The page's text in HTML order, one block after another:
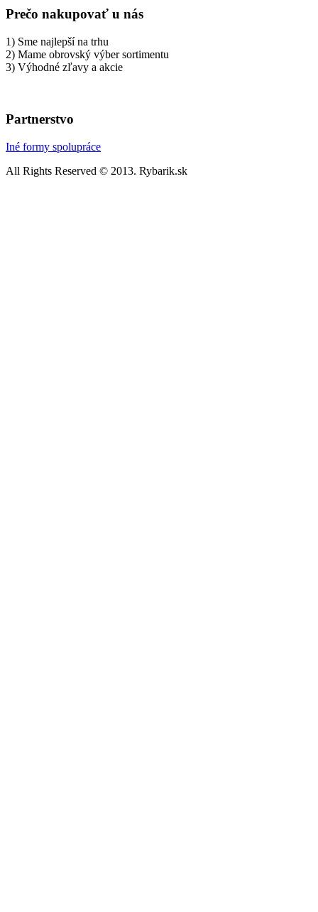
Prečo nakupovať u nás
1) Sme najlepší na trhu
2) Mame obrovský výber sortimentu
3) Výhodné zľavy a akcie
Partnerstvo
Iné formy spolupráce
All Rights Reserved © 2013. Rybarik.sk